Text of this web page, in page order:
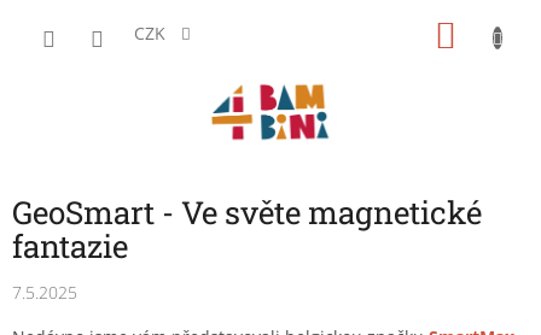
CZK
GeoSmart - Ve světe magnetické
fantazie
7.5.2025